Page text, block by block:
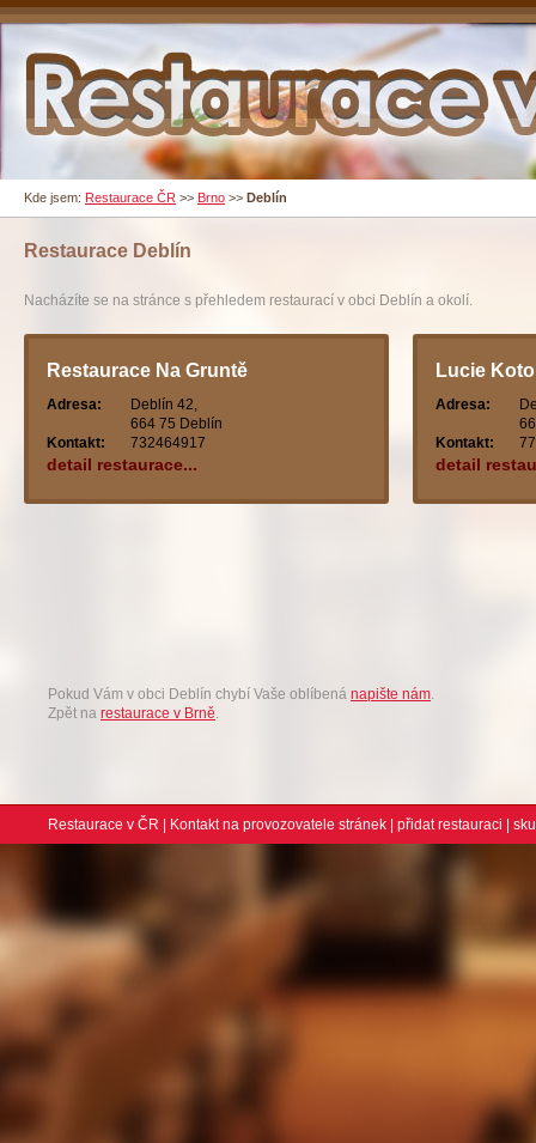
Kde jsem: Restaurace ČR >> Brno >> Deblín
Restaurace Deblín
Nacházíte se na stránce s přehledem restaurací v obci Deblín a okolí.
Restaurace Na Gruntě
Adresa:
Deblín 42,
664 75 Deblín
Kontakt:
732464917
detail restaurace...
Lucie
Adresa:
Kontakt:
detail
Pokud Vám v obci Deblín chybí Vaše oblíbená napište nám.
Zpět na restaurace v Brně.
Restaurace v ČR Kontakt na provozovatele stránek přidat restauraci |